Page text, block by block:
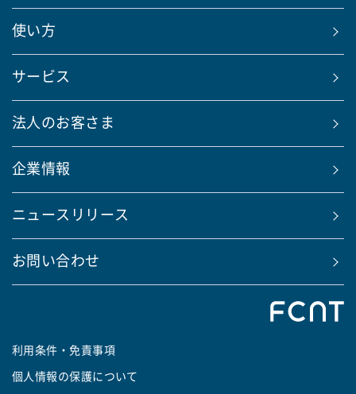
使い方
サービス
法人のお客さま
企業情報
ニュースリリース
お問い合わせ
利用条件・免責事項
個人情報の保護について